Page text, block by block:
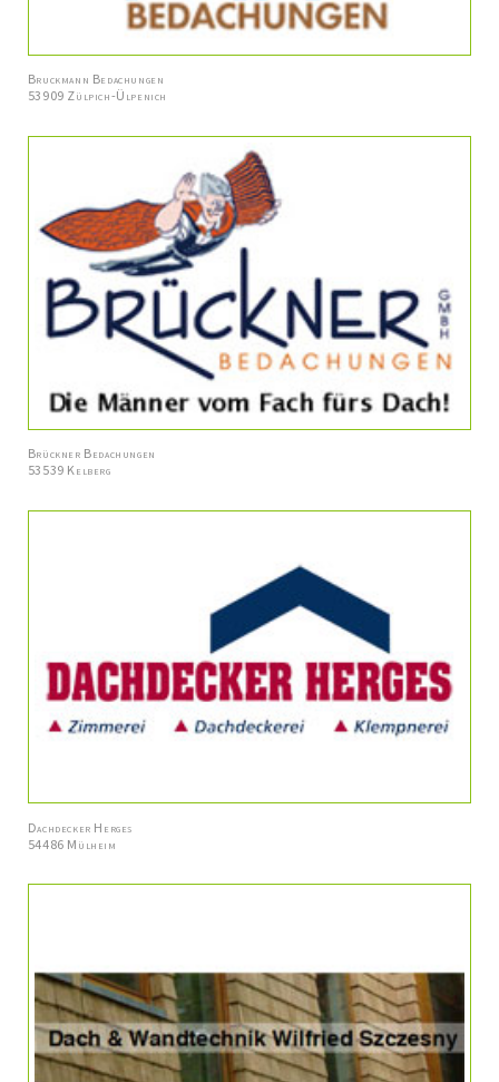
Bruckmann Bedachungen
53909 Zülpich-Ülpenich
Brückner Bedachungen
53539 Kelberg
Dachdecker Herges
54486 Mülheim